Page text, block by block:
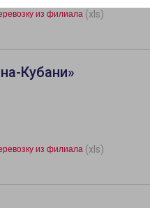
из филиала (xls)
Кубани»
из филиала (xls)